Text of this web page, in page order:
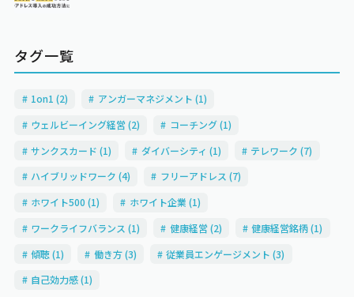
タグ一覧
1on1 (2)
アンガーマネジメント (1)
ウェルビーイング経営 (2)
コーチング (1)
サンクスカード (1)
ダイバーシティ (1)
テレワーク (7)
ハイブリッドワーク (4)
フリーアドレス (7)
ホワイト500 (1)
ホワイト企業 (1)
ワークライフバランス (1)
健康経営 (2)
健康経営銘柄 (1)
傾聴 (1)
働き方 (3)
従業員エンゲージメント (3)
自己効力感 (1)